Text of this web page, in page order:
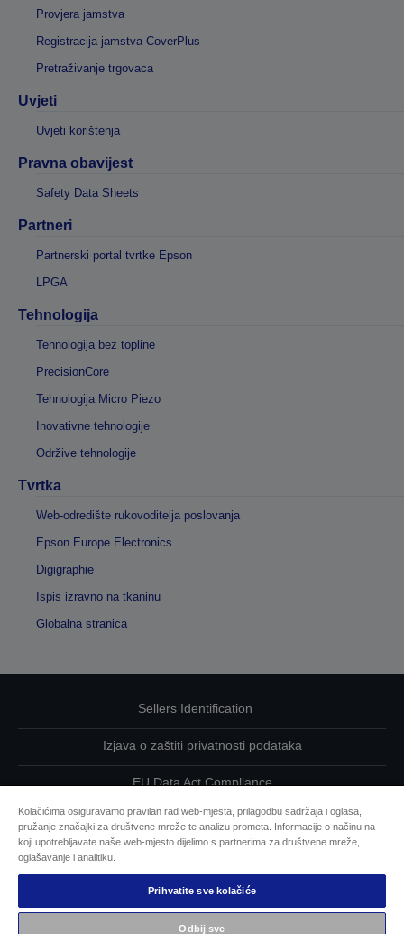
Provjera jamstva
Registracija jamstva CoverPlus
Pretraživanje trgovaca
Uvjeti
Uvjeti korištenja
Pravna obavijest
Safety Data Sheets
Partneri
Partnerski portal tvrtke Epson
LPGA
Tehnologija
Tehnologija bez topline
PrecisionCore
Tehnologija Micro Piezo
Inovativne tehnologije
Održive tehnologije
Tvrtka
Web-odredište rukovoditelja poslovanja
Epson Europe Electronics
Digigraphie
Ispis izravno na tkaninu
Globalna stranica
Sellers Identification
Izjava o zaštiti privatnosti podataka
EU Data Act Compliance
Kontaktirajte nas u vezi svojih podataka
Epsonova predanost pristupačnosti
Kolačićima osiguravamo pravilan rad web-mjesta, prilagodbu sadržaja i oglasa,
pružanje značajki za društvene mreže te analizu prometa. Informacije o načinu na
koji upotrebljavate naše web-mjesto dijelimo s partnerima za društvene mreže,
oglašavanje i analitiku.
Prihvatite sve kolačiće
Odbij sve